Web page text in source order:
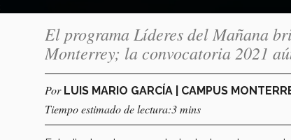
El programa Líderes del Mañana
Monterrey; la convocatoria 2021
Por LUIS MARIO GARCÍA | CAMPUS
Tiempo estimado de lectura:3 mins